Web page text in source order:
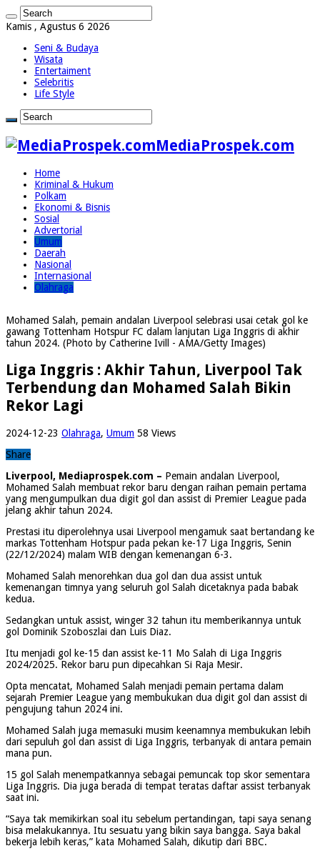
Kamis , Agustus 6 2026
Seni & Budaya
Wisata
Entertaiment
Selebritis
Life Style
MediaProspek.com
Home
Kriminal & Hukum
Polkam
Ekonomi & Bisnis
Sosial
Advertorial
Umum
Daerah
Nasional
Internasional
Olahraga
Mohamed Salah, pemain andalan Liverpool selebrasi usai cetak gol ke
gawang Tottenham Hotspur FC dalam lanjutan Liga Inggris di akhir
tahun 2024. (Photo by Catherine Ivill - AMA/Getty Images)
Liga Inggris : Akhir Tahun, Liverpool Tak
Terbendung dan Mohamed Salah Bikin
Rekor Lagi
2024-12-23 Olahraga, Umum 58 Views
Share
Liverpool, Mediaprospek.com – Pemain andalan Liverpool,
Mohamed Salah membuat rekor baru dengan raihan pemain pertama
yang mengumpulkan dua digit gol dan assist di Premier League pada
jelang akhir tahun 2024.
Prestasi itu diperolehnya usai Liverpool mengamuk saat bertandang ke
markas Tottenham Hotspur pada pekan ke-17 Liga Inggris, Senin
(22/12/2024) malam WIB dengan kemenangan 6-3.
Mohamed Salah menorehkan dua gol dan dua assist untuk
kemenangan timnya yang seluruh gol Salah dicetaknya pada babak
kedua.
Sedangkan untuk assist, winger 32 tahun itu memberikannya untuk
gol Dominik Szoboszlai dan Luis Diaz.
Itu menjadi gol ke-15 dan assist ke-11 Mo Salah di Liga Inggris
2024/2025. Rekor baru pun dipecahkan Si Raja Mesir.
Opta mencatat, Mohamed Salah menjadi pemain pertama dalam
sejarah Premier League yang membukukan dua digit gol dan assist di
pengujung tahun 2024 ini.
Mohamed Salah juga memasuki musim keenamnya membukukan lebih
dari sepuluh gol dan assist di Liga Inggris, terbanyak di antara pemain
mana pun.
15 gol Salah menempatkannya sebagai pemuncak top skor sementara
Liga Inggris. Dia juga berada di tempat teratas daftar assist terbanyak
saat ini.
“Saya tak memikirkan soal itu sebelum pertandingan, tapi saya senang
bisa melakukannya. Itu sesuatu yang bikin saya bangga. Saya bakal
bekerja lebih keras,” kata Mohamed Salah, dikutip dari BBC.